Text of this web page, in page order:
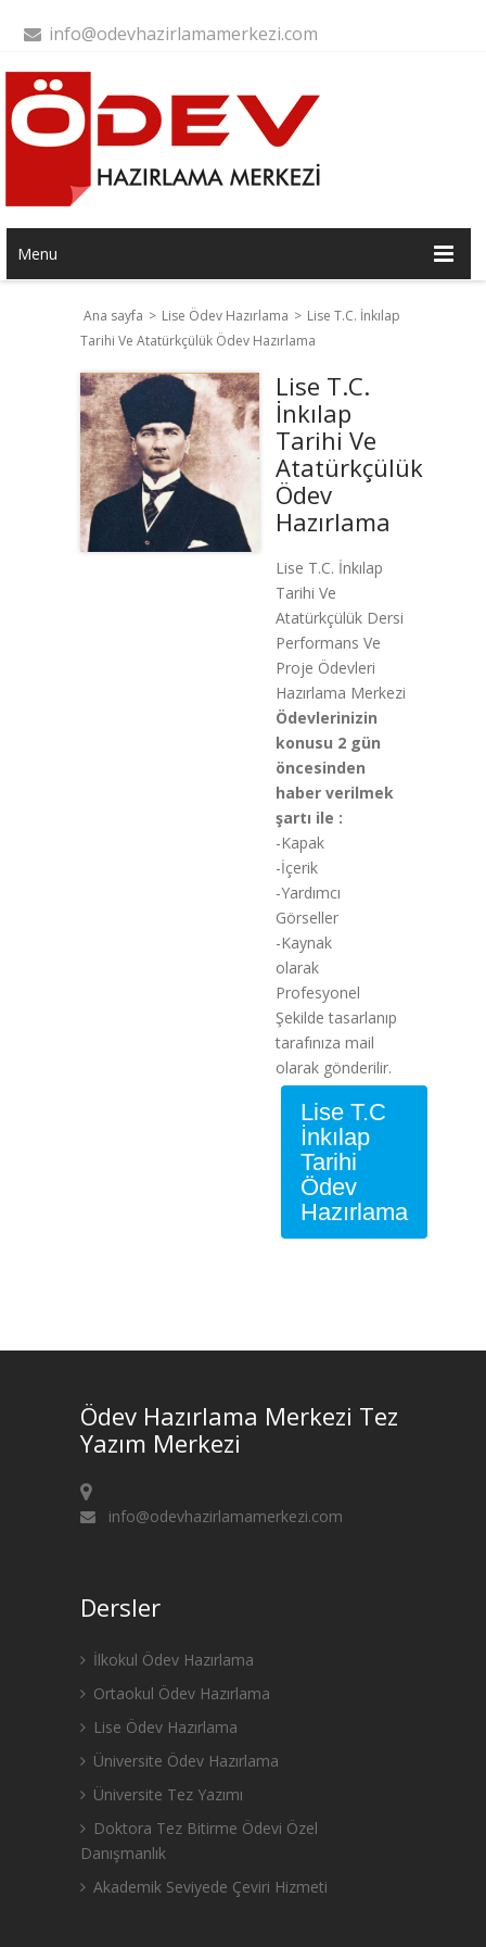
info@odevhazirlamamerkezi.com
Menu
Ana sayfa > Lise Ödev Hazırlama > Lise T.C. İnkılap
Tarihi Ve Atatürkçülük Ödev Hazırlama
Lise T.C.
İnkılap
Tarihi Ve
Atatürkçülük
Ödev
Hazırlama
Lise T.C. İnkılap
Tarihi Ve
Atatürkçülük Dersi
Performans Ve
Proje Ödevleri
Hazırlama Merkezi
Ödevlerinizin
konusu 2 gün
öncesinden
haber verilmek
şartı ile :
-Kapak
-İçerik
-Yardımcı
Görseller
-Kaynak
olarak
Profesyonel
Şekilde tasarlanıp
tarafınıza mail
olarak gönderilir.
Lise T.C
İnkılap
Tarihi
Ödev
Hazırlama
Ödev Hazırlama Merkezi Tez
Yazım Merkezi
info@odevhazirlamamerkezi.com
Dersler
İlkokul Ödev Hazırlama
Ortaokul Ödev Hazırlama
Lise Ödev Hazırlama
Üniversite Ödev Hazırlama
Üniversite Tez Yazımı
Doktora Tez Bitirme Ödevi Özel
Danışmanlık
Akademik Seviyede Çeviri Hizmeti